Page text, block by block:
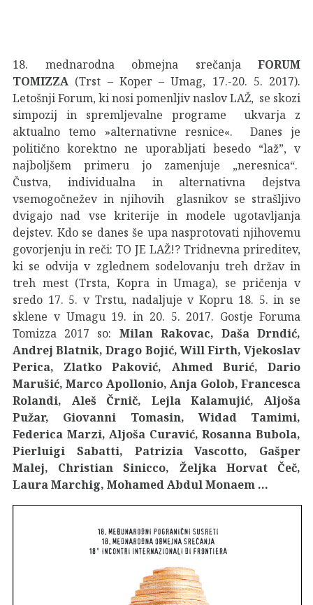
18. mednarodna obmejna srečanja FORUM
TOMIZZA (Trst – Koper – Umag, 17.-20. 5. 2017).
Letošnji Forum, ki nosi pomenljiv naslov LAŽ, se skozi
simpozij in spremljevalne programe ukvarja z
aktualno temo »alternativne resnice«. Danes je
politično korektno ne uporabljati besedo “laž”, v
najboljšem primeru jo zamenjuje „neresnica“.
Čustva, individualna in alternativna dejstva
vsemogočnežev in njihovih glasnikov se strašljivo
dvigajo nad vse kriterije in modele ugotavljanja
dejstev. Kdo se danes še upa nasprotovati njihovemu
govorjenju in reči: TO JE LAŽ!? Tridnevna prireditev,
ki se odvija v zglednem sodelovanju treh držav in
treh mest (Trsta, Kopra in Umaga), se pričenja v
sredo 17. 5. v Trstu, nadaljuje v Kopru 18. 5. in se
sklene v Umagu 19. in 20. 5. 2017. Gostje Foruma
Tomizza 2017 so: Milan Rakovac, Daša Drndić,
Andrej Blatnik, Drago Bojić, Will Firth, Vjekoslav
Perica, Zlatko Paković, Ahmed Burić, Dario
Marušić, Marco Apollonio, Anja Golob, Francesca
Rolandi, Aleš Črnič, Lejla Kalamujić, Aljoša
Pužar, Giovanni Tomasin, Widad Tamimi,
Federica Marzi, Aljoša Curavić, Rosanna Bubola,
Pierluigi Sabatti, Patrizia Vascotto, Gašper
Malej, Christian Sinicco, Željka Horvat Čeč,
Laura Marchig, Mohamed Abdul Monaem …